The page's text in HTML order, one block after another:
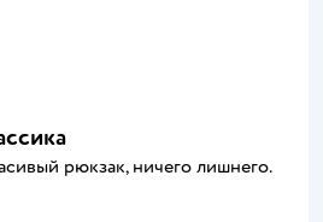
рюкзак, ничего лишнего.